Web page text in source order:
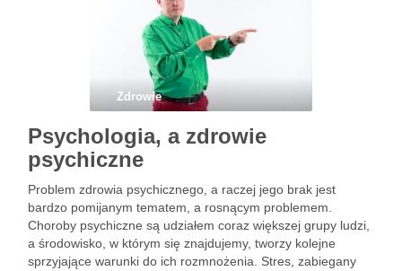
Zdrowie
Psychologia, a zdrowie
psychiczne
Problem zdrowia psychicznego, a raczej jego brak jest
bardzo pomijanym tematem, a rosnącym problemem.
Choroby psychiczne są udziałem coraz większej grupy ludzi,
a środowisko, w którym się znajdujemy, tworzy kolejne
sprzyjające warunki do ich rozmnożenia. Stres, zabiegany